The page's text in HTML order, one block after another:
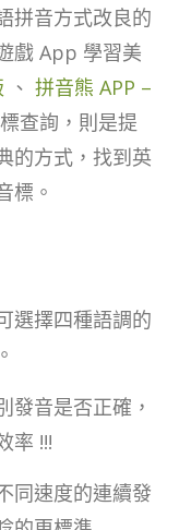
拼音方式改良的
戲 App 學習美
、 拼音熊 APP –
查詢，則是提
的方式，找到英
標。
選擇四種語調的
發音是否正確，
率 !!!
同速度的連續發